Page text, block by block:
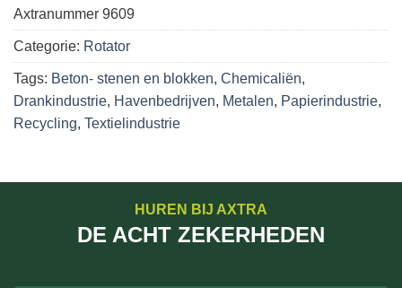
Axtranummer 9609
Categorie: Rotator
Tags: Beton- stenen en blokken, Chemicaliën,
Drankindustrie, Havenbedrijven, Metalen, Papierindustrie,
Recycling, Textielindustrie
HUREN BIJ AXTRA
DE ACHT ZEKERHEDEN